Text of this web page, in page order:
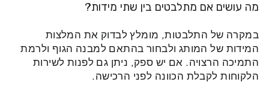
מה עושים אם מתלבטים בין שתי מידות?
במקרה של התלבטות, מומלץ לבדוק את המלצות
המידות של המותג ולבחור בהתאם למבנה הגוף ולרמת
התמיכה הרצויה. אם יש ספק, ניתן גם לפנות לשירות
הלקוחות לקבלת הכוונה לפני הרכישה.